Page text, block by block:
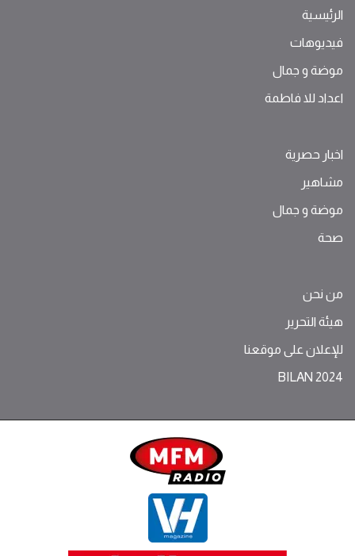
الرئيسية
فيديوهات
موضة ‫و‬ ‫‬‫جمال‬
اعداد للا فاطمة
اخبار حصرية
مشاهير
موضة ‫و‬ ‫‬‫جمال‬
صحة
من نحن
هيئة التحرير
للإعلان على موقعنا
BILAN 2024